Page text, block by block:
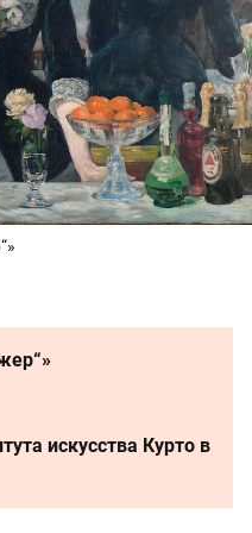
искусства Курто в